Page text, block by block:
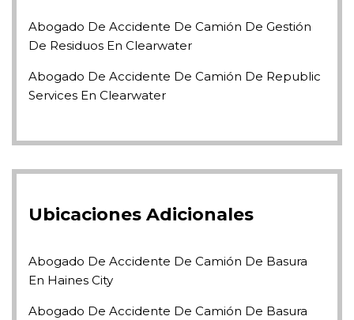
Abogado De Accidente De Camión De Gestión
De Residuos En Clearwater
Abogado De Accidente De Camión De Republic
Services En Clearwater
Ubicaciones Adicionales
Abogado De Accidente De Camión De Basura
En Haines City
Abogado De Accidente De Camión De Basura